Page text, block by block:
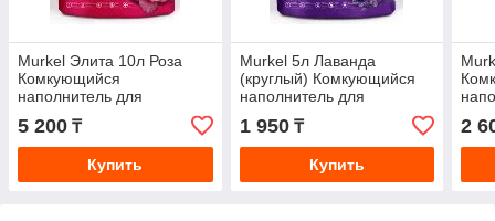
Murkel Элита 10л Роза
Комкующийся
наполнитель для
кошачьего туалета, 8кг
5 200 ₸
Купить
Murkel 5л Лаванда
(круглый) Комкующийся
наполнитель для
кошачьего туалета, 4 кг.
1 950₸
Купить
2